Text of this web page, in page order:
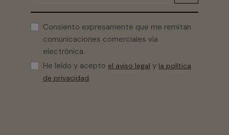
Consiento expresamente que me remitan
comunicaciones comerciales vía
electrónica.
He leído y acepto el aviso legal y la política
de privacidad.